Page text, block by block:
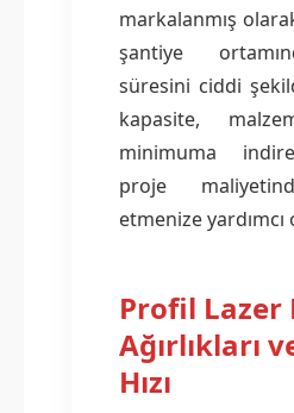
markalanmış
şantiye
süresini ciddi
kapasite,
minimuma
proje
etmenize yardımcı
Profil Lazer
Ağırlıkları
Hızı